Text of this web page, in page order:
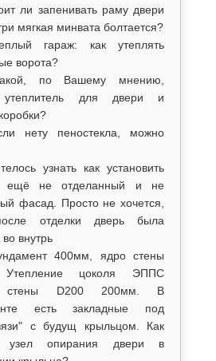
ли запенивать раму двери
мягкая минвата болтается?
гараж: как утеплять
ворота?
по Вашему мнению,
утеплитель для двери и
нету пеностекла, можно
узнать как установить
ещё не отделанный и не
фасад. Просто не хочется,
отделки дверь была
внутрь
400мм, ядро стены
цоколя ЭППС
стены D200 200мм. В
есть закладные под
с будущ крыльцом. Как
узел опирания двери в